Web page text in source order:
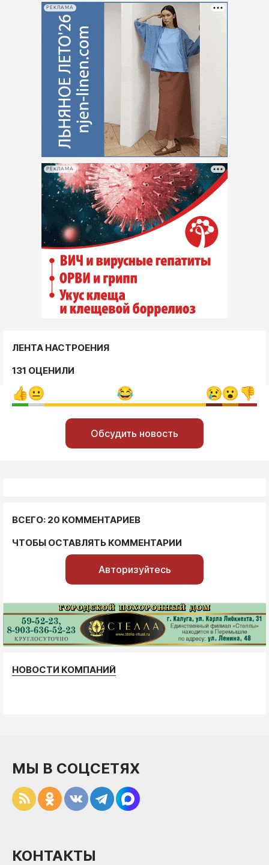
РЕКЛАМА
РЕКЛАМА
ЛЕНТА НАСТРОЕНИЯ
131 ОЦЕНИЛИ
Обсудить новость
ВСЕГО: 20 КОММЕНТАРИЕВ
ЧТОБЫ ОСТАВЛЯТЬ КОММЕНТАРИИ
Авторизуйтесь
НОВОСТИ КОМПАНИЙ
МЫ В СОЦСЕТЯХ
КОНТАКТЫ